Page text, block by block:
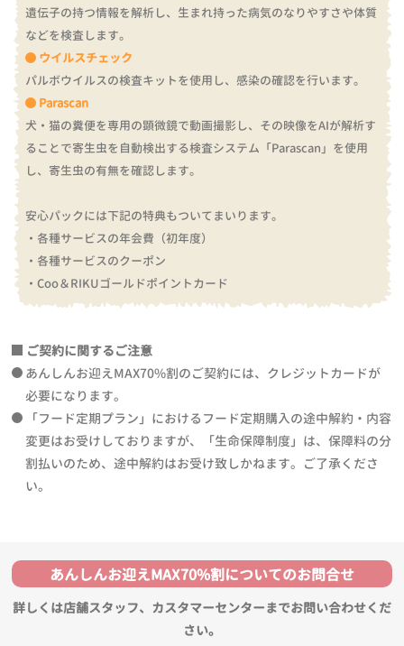
遺伝子の持つ情報を解析し、生まれ持った病気のなりやすさや体質
などを検査します。
ウイルスチェック
パルボウイルスの検査キットを使用し、感染の確認を行います。
Parascan
犬・猫の糞便を専用の顕微鏡で動画撮影し、その映像をAIが解析す
ることで寄生虫を自動検出する検査システム「Parascan」を使用
し、寄生虫の有無を確認します。
安心パックには下記の特典もついてまいります。
・各種サービスの年会費（初年度）
・各種サービスのクーポン
・Coo＆RIKUゴールドポイントカード
ご契約に関するご注意
あんしんお迎えMAX70%割のご契約には、クレジットカードが
必要になります。
「フード定期プラン」におけるフード定期購入の途中解約・内容
変更はお受けしておりますが、「生命保障制度」は、保障料の分
割払いのため、途中解約はお受け致しかねます。ご了承くださ
い。
あんしんお迎えMAX70%割についてのお問合せ
詳しくは店舗スタッフ、カスタマーセンターまでお問い合わせくだ
さい。